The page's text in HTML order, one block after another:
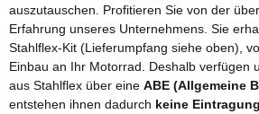
auszutauschen. Profitieren Sie von der
Erfahrung unseres Unternehmens. Sie
Stahlflex-Kit (Lieferumpfang siehe oben),
Einbau an Ihr Motorrad. Deshalb verfügen
aus Stahlflex über eine ABE (Allgemeine
entstehen ihnen dadurch keine